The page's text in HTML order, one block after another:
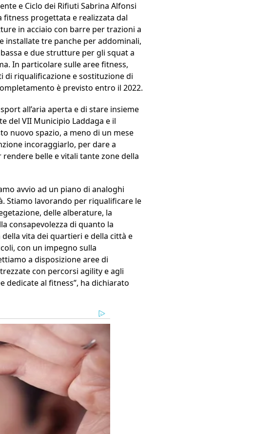
e Ciclo dei Rifiuti Sabrina Alfonsi
fitness progettata e realizzata dal
in acciaio con barre per trazioni a
installate tre panche per addominali,
e due strutture per gli squat a
In particolare sulle aree fitness,
di riqualificazione e sostituzione di
è previsto entro il 2022.
all’aria aperta e di stare insieme
del VII Municipio Laddaga e il
nuovo spazio, a meno di un mese
incoraggiarlo, per dare a
belle e vitali tante zone della
avvio ad un piano di analoghi
Stiamo lavorando per riqualificare le
delle alberature, la
consapevolezza di quanto la
vita dei quartieri e della città e
con un impegno sulla
a disposizione aree di
con percorsi agility e agli
dedicate al fitness”, ha dichiarato